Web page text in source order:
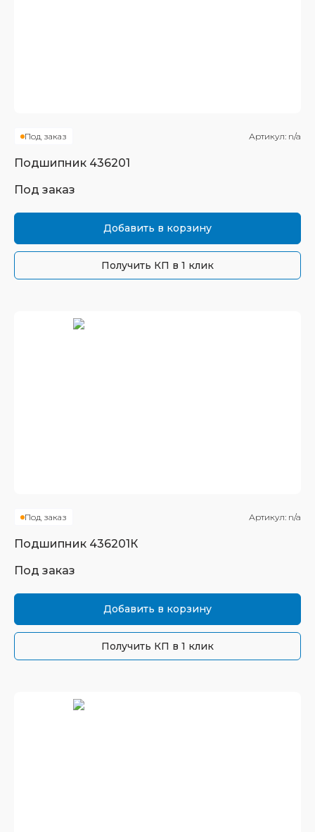
Под заказ Артикул: n/a
Подшипник 436201
Под заказ
Добавить в корзину
Получить КП в 1 клик
Под заказ Артикул: n/a
Подшипник 436201К
Под заказ
Добавить в корзину
Получить КП в 1 клик